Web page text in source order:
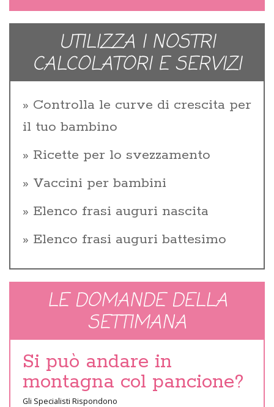
UTILIZZA I NOSTRI
CALCOLATORI E SERVIZI
Controlla le curve di crescita per
il tuo bambino
Ricette per lo svezzamento
Vaccini per bambini
Elenco frasi auguri nascita
Elenco frasi auguri battesimo
LE DOMANDE DELLA
SETTIMANA
Si può andare in
montagna col pancione?
Gli Specialisti Rispondono